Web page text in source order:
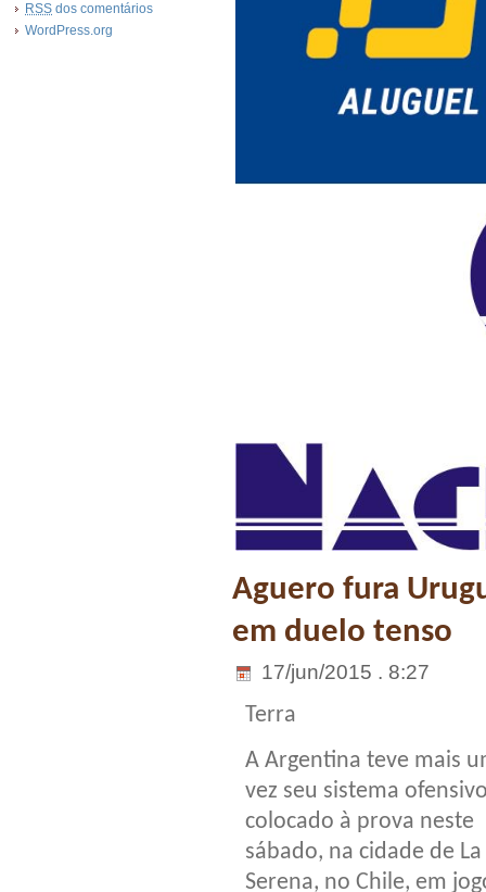
RSS dos comentários
WordPress.org
Aguero fura
em duelo tenso
17/jun/2015 . 8:27
Terra
A Argentina teve mais
vez seu sistema
colocado à prova neste
sábado, na cidade de La
Serena, no Chile, em